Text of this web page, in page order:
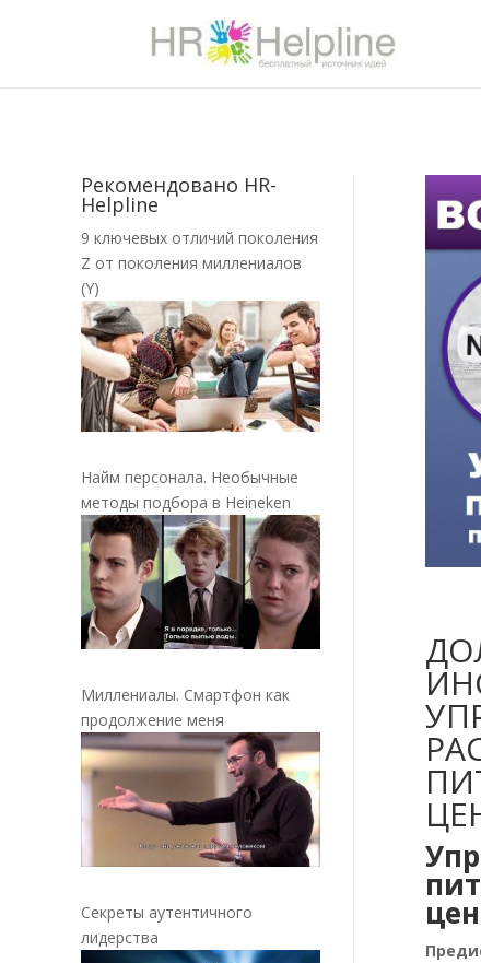
Рекомендовано HR-
Helpline
9 ключевых отличий поколения
Z от поколения миллениалов
(Y)
Найм персонала. Необычные
методы подбора в Heineken
Миллениалы. Смартфон как
продолжение меня
Секреты аутентичного
лидерства